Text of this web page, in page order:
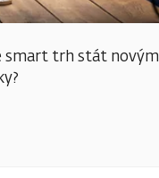
smart trh stát novým